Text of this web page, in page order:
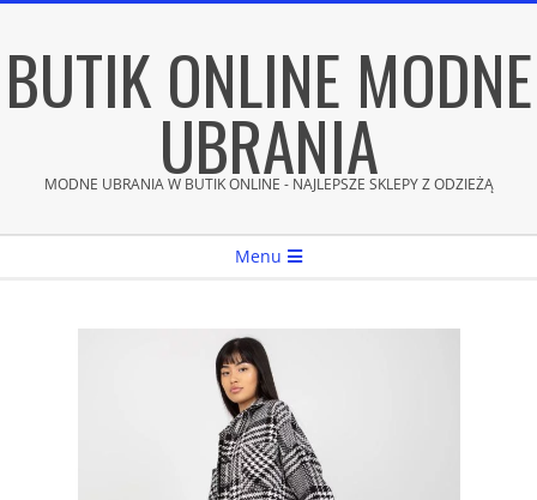
content
BUTIK ONLINE MODNE
UBRANIA
MODNE UBRANIA W BUTIK ONLINE - NAJLEPSZE SKLEPY Z ODZIEŻĄ
Menu